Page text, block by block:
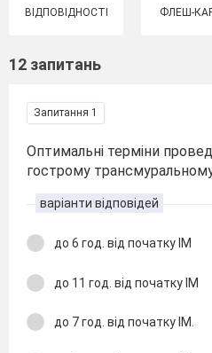
ВІДПОВІДНОСТІ ФЛЕШ-
12 запитань
Запитання 1
Оптимальні терміни
гострому
варіанти відповідей
до 6 год. від початку ІМ
до 11 год. від початку ІМ
до 7 год. від початку ІМ.